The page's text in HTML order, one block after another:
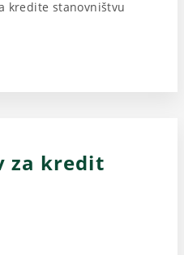
kredite stanovništvu
za kredit